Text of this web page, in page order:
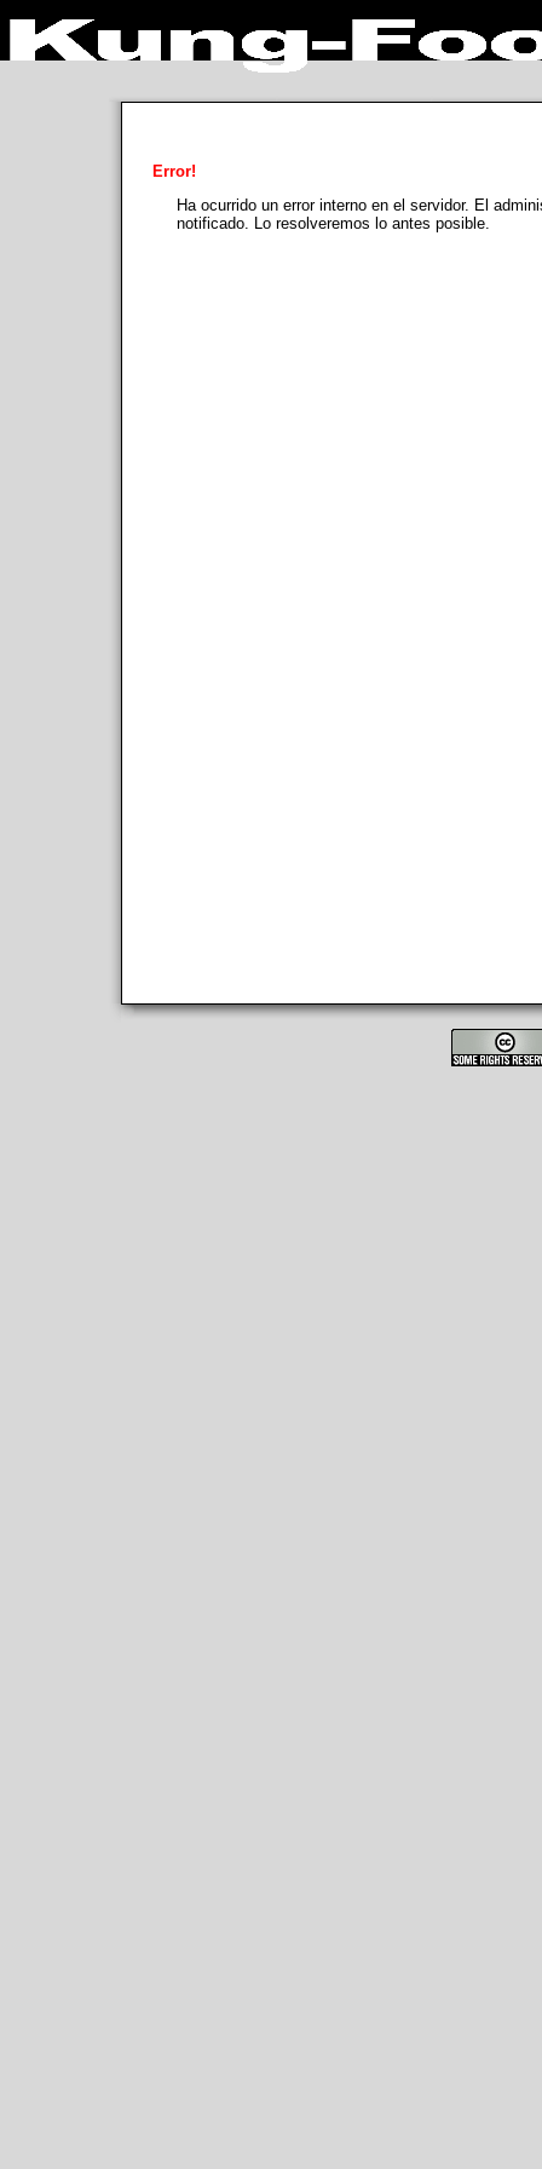
Error!
Ha ocurrido un error interno en el servidor. El
notificado. Lo resolveremos lo antes posible.